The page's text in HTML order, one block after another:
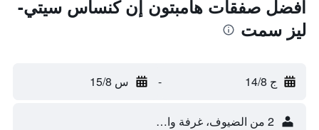
أفضل صفقات هامبتون إن كنساس سيتي-
ليز سمت
ج 14/8 - س 15/8
2 من الضيوف، غرفة واحدة